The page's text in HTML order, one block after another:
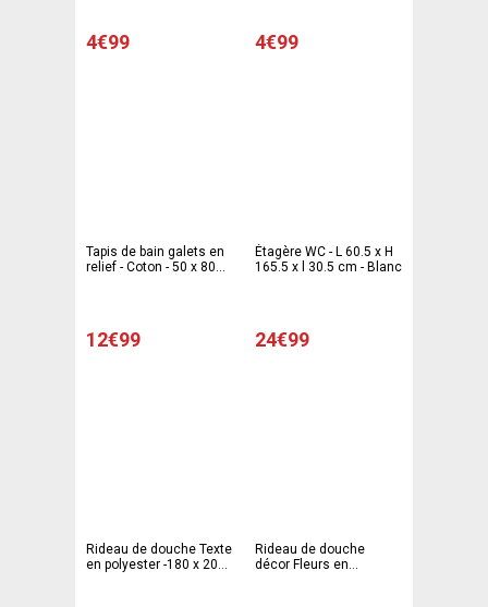
4€99 4€99
Tapis de bain galets en
relief - Coton - 50 x 80
12€99
Étagère WC - L 60.5 x H
165.5 x l 30.5 cm - Blanc
24€99
Rideau de douche Texte
en polyester -180 x 200
Rideau de douche
décor Fleurs en